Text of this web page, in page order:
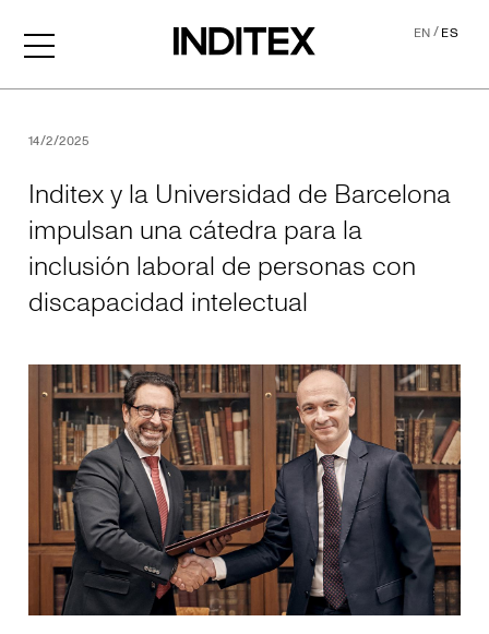
EN/ES
14/2/2025
Inditex y la Universidad de Barcelona
impulsan una cátedra para la
inclusión laboral de personas con
discapacidad intelectual